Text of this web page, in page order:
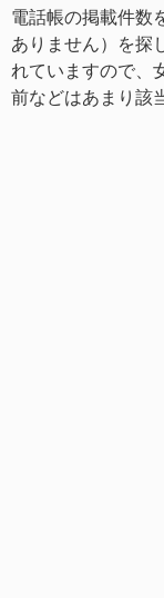
電話帳の掲載件数
ありません）を探
れていますので、
前などはあまり該